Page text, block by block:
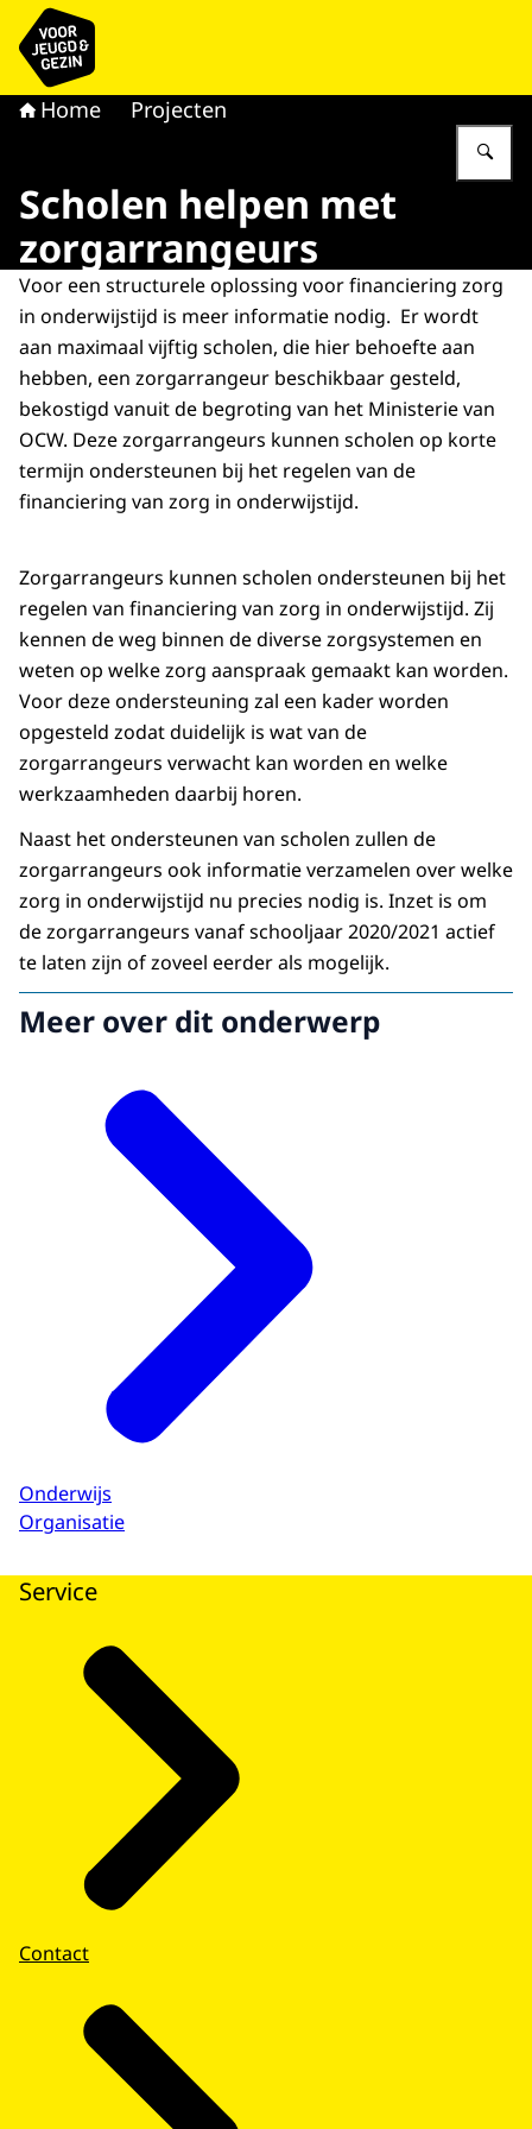
Naar de homepage van voor Jeugd & Gezin
Home Projecten
Scholen helpen met
zorgarrangeurs
Voor een structurele oplossing voor financiering zorg
in onderwijstijd is meer informatie nodig. Er wordt
aan maximaal vijftig scholen, die hier behoefte aan
hebben, een zorgarrangeur beschikbaar gesteld,
bekostigd vanuit de begroting van het Ministerie van
OCW. Deze zorgarrangeurs kunnen scholen op korte
termijn ondersteunen bij het regelen van de
financiering van zorg in onderwijstijd.
Zorgarrangeurs kunnen scholen ondersteunen bij het
regelen van financiering van zorg in onderwijstijd. Zij
kennen de weg binnen de diverse zorgsystemen en
weten op welke zorg aanspraak gemaakt kan worden.
Voor deze ondersteuning zal een kader worden
opgesteld zodat duidelijk is wat van de
zorgarrangeurs verwacht kan worden en welke
werkzaamheden daarbij horen.
Naast het ondersteunen van scholen zullen de
zorgarrangeurs ook informatie verzamelen over welke
zorg in onderwijstijd nu precies nodig is. Inzet is om
de zorgarrangeurs vanaf schooljaar 2020/2021 actief
te laten zijn of zoveel eerder als mogelijk.
Meer over dit onderwerp
Onderwijs
Organisatie
Service
Contact